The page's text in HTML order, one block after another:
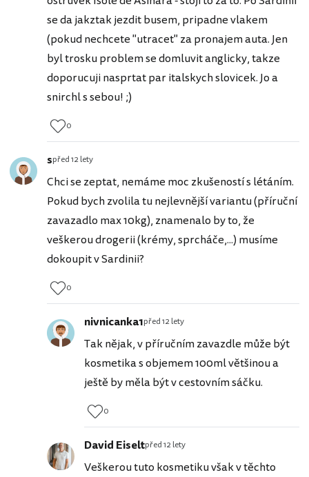
se da jakztak jezdit busem, pripadne vlakem
(pokud nechcete "utracet" za pronajem auta. Jen
byl trosku problem se domluvit anglicky, takze
doporucuji nasprtat par italskych slovicek. Jo a
snirchl s sebou! ;)
0
spřed 12 lety
Chci se zeptat, nemáme moc zkušeností s létáním.
Pokud bych zvolila tu nejlevnější variantu (příruční
zavazadlo max 10kg), znamenalo by to, že
veškerou drogerii (krémy, sprcháče,...) musíme
dokoupit v Sardinii?
0
nivnicanka1před 12 lety
Tak nějak, v příručním zavazdle může být
kosmetika s objemem 100ml většinou a
ještě by měla být v cestovním sáčku.
0
David Eiseltpřed 12 lety
Veškerou tuto kosmetiku však v těchto